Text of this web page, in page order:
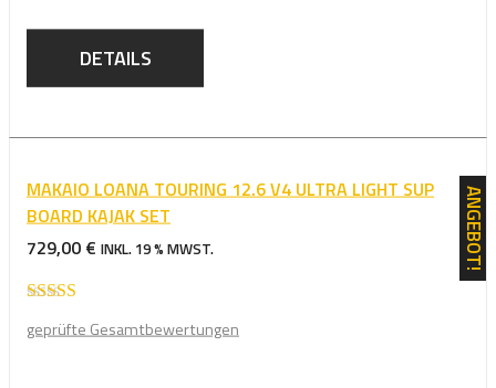
DETAILS
MAKAIO LOANA TOURING 12.6 V4 ULTRA LIGHT SUP
BOARD KAJAK SET
729,00 € INKL. 19 % MWST.
5.00von 5
geprüfte Gesamtbewertungen
ANGEBOT!